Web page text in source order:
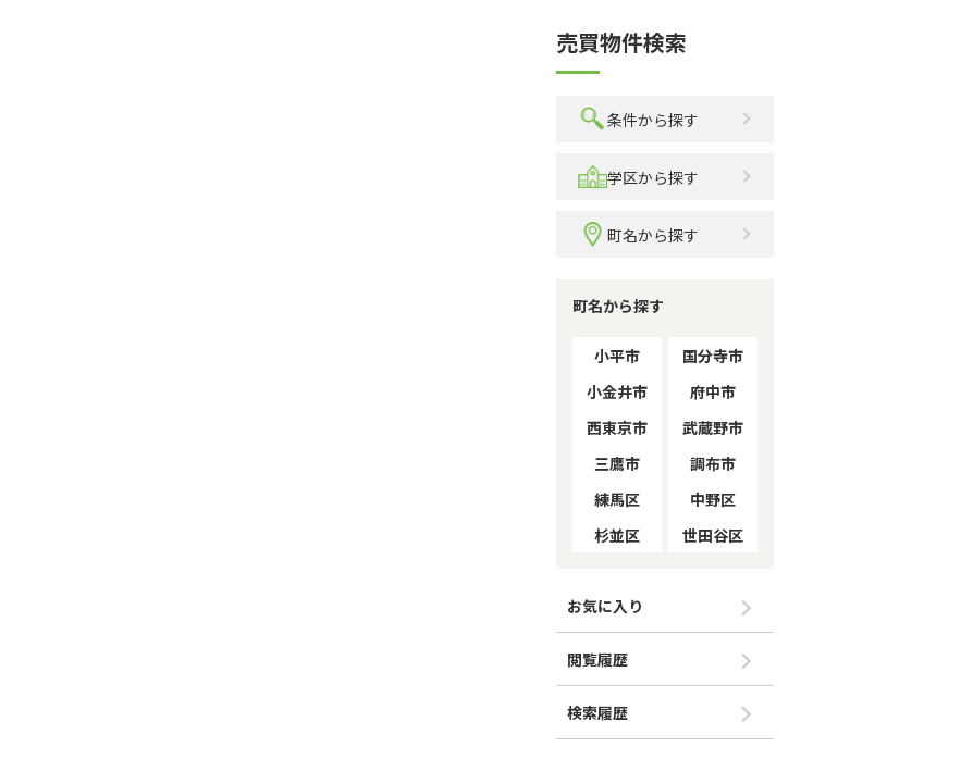
売買物件検索
条件から探す
学区から探す
町名から探す
町名から探す
小平市
国分寺市
小金井市
府中市
西東京市
武蔵野市
三鷹市
調布市
練馬区
中野区
杉並区
世田谷区
お気に入り
閲覧履歴
検索履歴